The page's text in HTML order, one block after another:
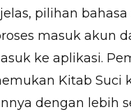
pilihan
masuk akun
ke aplikasi.
Kitab Suci
dengan lebih